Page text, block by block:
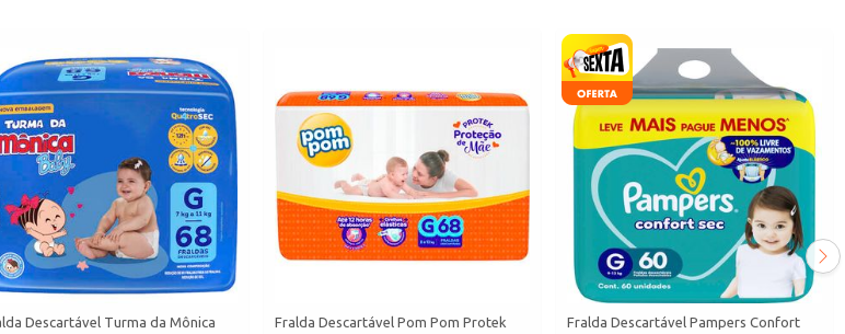
Descartável Turma da Mônica
Fralda Descartável Pom Pom Protek
Fralda Descartável Pampers Confort